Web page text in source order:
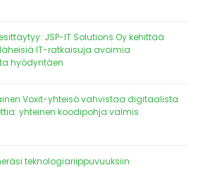
JSP-IT Solutions Oy kehittää
IT-ratkaisuja avoimia
hyödyntäen
Voxit-yhteisö vahvistaa digitaalista
yhteinen koodipohja valmis
teknologiariippuvuuksiin